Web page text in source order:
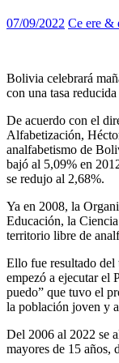
07/09/2022 Ce ere &
Bolivia celebrará
con una tasa
De acuerdo con el
Alfabetización,
analfabetismo de
bajó al 5,09% en
se redujo al 2,68%.
Ya en 2008, la
Educación, la
territorio libre de
Ello fue resultado del
empezó a ejecutar el
puedo” que tuvo el
la población joven y
Del 2006 al 2022 se
mayores de 15 años,